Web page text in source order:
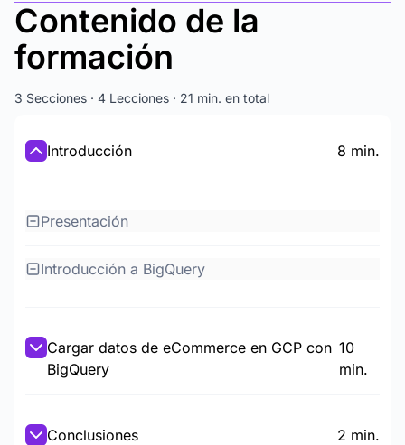
Contenido de la
formación
3 Secciones · 4 Lecciones · 21 min. en total
Introducción 8 min.
Presentación
Introducción a BigQuery
Cargar datos de eCommerce en GCP con
BigQuery
10
min.
Conclusiones 2 min.